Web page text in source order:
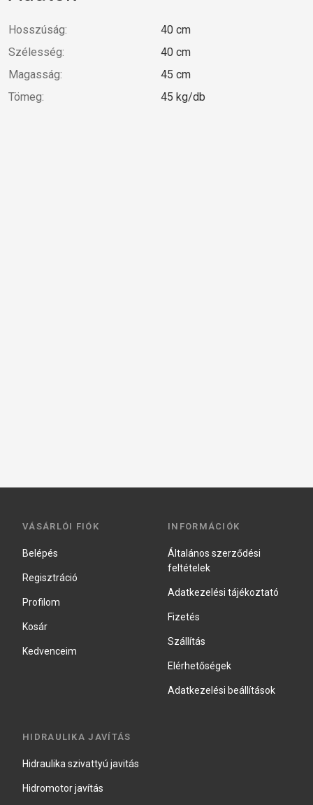
Hosszúság:
40 cm
Szélesség:
40 cm
Magasság:
45 cm
Tömeg:
45 kg/db
VÁSÁRLÓI FIÓK
Belépés
Regisztráció
Profilom
Kosár
Kedvenceim
INFORMÁCIÓK
Általános szerződési
feltételek
Adatkezelési tájékoztató
Fizetés
Szállítás
Elérhetőségek
Adatkezelési beállítások
HIDRAULIKA JAVÍTÁS
Hidraulika szivattyú javitás
Hidromotor javítás